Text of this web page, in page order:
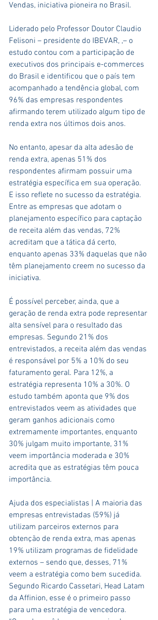
Vendas, iniciativa pioneira no Brasil.
Liderado pelo Professor Doutor Claudio
Felisoni – presidente do IBEVAR, ,– o
estudo contou com a participação de
executivos dos principais e-commerces
do Brasil e identificou que o país tem
acompanhado a tendência global, com
96% das empresas respondentes
afirmando terem utilizado algum tipo de
renda extra nos últimos dois anos.
No entanto, apesar da alta adesão de
renda extra, apenas 51% dos
respondentes afirmam possuir uma
estratégia específica em sua operação.
E isso reflete no sucesso da estratégia.
Entre as empresas que adotam o
planejamento específico para captação
de receita além das vendas, 72%
acreditam que a tática dá certo,
enquanto apenas 33% daquelas que não
têm planejamento creem no sucesso da
iniciativa.
É possível perceber, ainda, que a
geração de renda extra pode representar
alta sensível para o resultado das
empresas. Segundo 21% dos
entrevistados, a receita além das vendas
é responsável por 5% a 10% do seu
faturamento geral. Para 12%, a
estratégia representa 10% a 30%. O
estudo também aponta que 9% dos
entrevistados veem as atividades que
geram ganhos adicionais como
extremamente importantes, enquanto
30% julgam muito importante, 31%
veem importância moderada e 30%
acredita que as estratégias têm pouca
importância.
Ajuda dos especialistas | A maioria das
empresas entrevistadas (59%) já
utilizam parceiros externos para
obtenção de renda extra, mas apenas
19% utilizam programas de fidelidade
externos – sendo que, desses, 71%
veem a estratégia como bem sucedida.
Segundo Ricardo Cassetari, Head Latam
da Affinion, esse é o primeiro passo
para uma estratégia de vencedora.